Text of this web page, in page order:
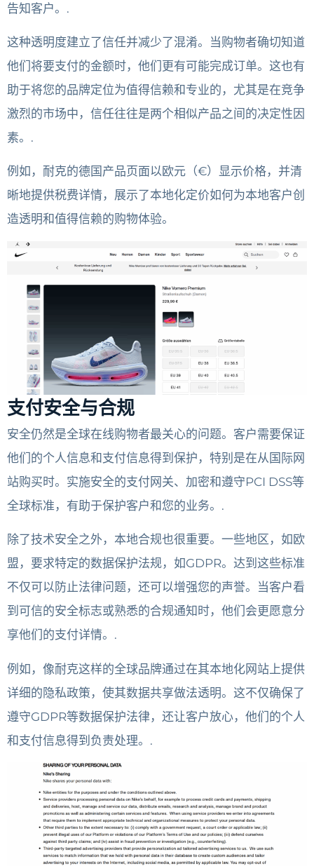
告知客户。.
这种透明度建立了信任并减少了混淆。当购物者确切知道
他们将要支付的金额时，他们更有可能完成订单。这也有
助于将您的品牌定位为值得信赖和专业的，尤其是在竞争
激烈的市场中，信任往往是两个相似产品之间的决定性因
素。.
例如，耐克的德国产品页面以欧元（€）显示价格，并清
晰地提供税费详情，展示了本地化定价如何为本地客户创
造透明和值得信赖的购物体验。
支付安全与合规
安全仍然是全球在线购物者最关心的问题。客户需要保证
他们的个人信息和支付信息得到保护，特别是在从国际网
站购买时。实施安全的支付网关、加密和遵守PCI DSS等
全球标准，有助于保护客户和您的业务。.
除了技术安全之外，本地合规也很重要。一些地区，如欧
盟，要求特定的数据保护法规，如GDPR。达到这些标准
不仅可以防止法律问题，还可以增强您的声誉。当客户看
到可信的安全标志或熟悉的合规通知时，他们会更愿意分
享他们的支付详情。.
例如，像耐克这样的全球品牌通过在其本地化网站上提供
详细的隐私政策，使其数据共享做法透明。这不仅确保了
遵守GDPR等数据保护法律，还让客户放心，他们的个人
和支付信息得到负责处理。.